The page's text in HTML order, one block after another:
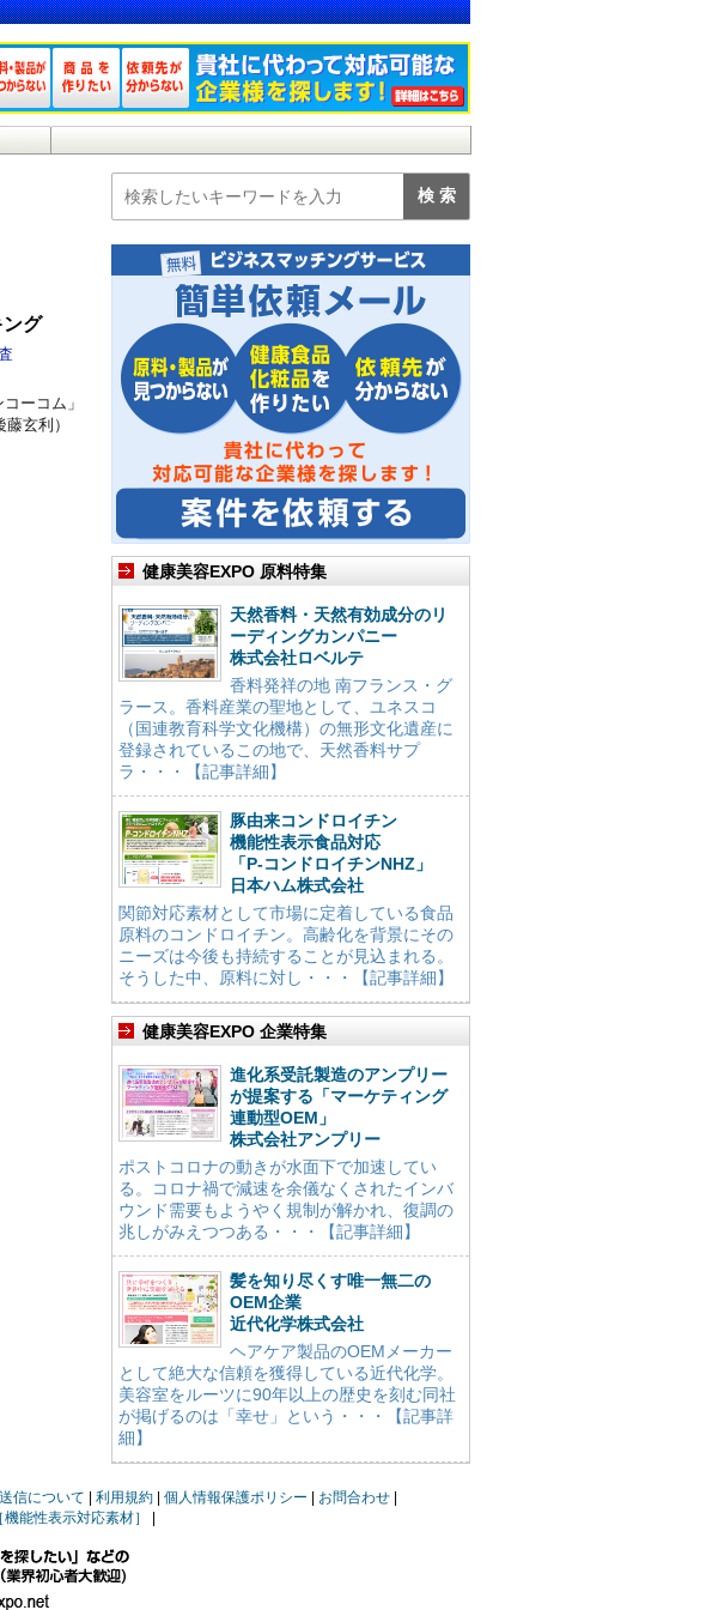
グ
ーコム」
玄利）
健康美容EXPO 原料特集
天然香料・天然有効成分のリ
ーディングカンパニー
株式会社ロベルテ
香料発祥の地 南フランス・グ
ラース。香料産業の聖地として、ユネスコ
（国連教育科学文化機構）の無形文化遺産に
登録されているこの地で、天然香料サプ
ラ・・・【記事詳細】
豚由来コンドロイチン
機能性表示食品対応
「P-コンドロイチンNHZ」
日本ハム株式会社
関節対応素材として市場に定着している食品
原料のコンドロイチン。高齢化を背景にその
ニーズは今後も持続することが見込まれる。
そうした中、原料に対し・・・【記事詳細】
健康美容EXPO 企業特集
進化系受託製造のアンプリー
が提案する「マーケティング
連動型OEM」
株式会社アンプリー
ポストコロナの動きが水面下で加速してい
る。コロナ禍で減速を余儀なくされたインバ
ウンド需要もようやく規制が解かれ、復調の
兆しがみえつつある・・・【記事詳細】
髪を知り尽くす唯一無二の
OEM企業
近代化学株式会社
ヘアケア製品のOEMメーカー
として絶大な信頼を獲得している近代化学。
美容室をルーツに90年以上の歴史を刻む同社
が掲げるのは「幸せ」という・・・【記事詳
細】
信について 利用規約 個人情報保護ポリシー
お問合わせ
能性表示対応素材］